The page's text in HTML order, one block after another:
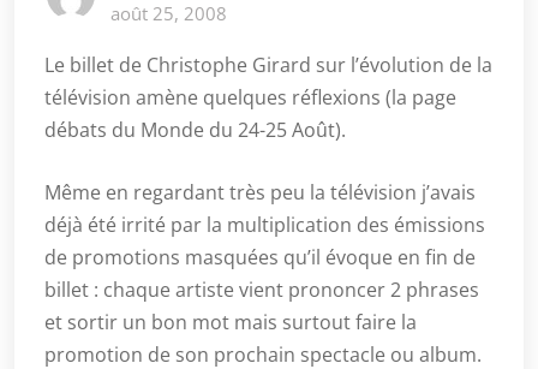
août 25, 2008
Le billet de Christophe Girard sur l’évolution de la
télévision amène quelques réflexions (la page
débats du Monde du 24-25 Août).
Même en regardant très peu la télévision j’avais
déjà été irrité par la multiplication des émissions
de promotions masquées qu’il évoque en fin de
billet : chaque artiste vient prononcer 2 phrases
et sortir un bon mot mais surtout faire la
promotion de son prochain spectacle ou album.